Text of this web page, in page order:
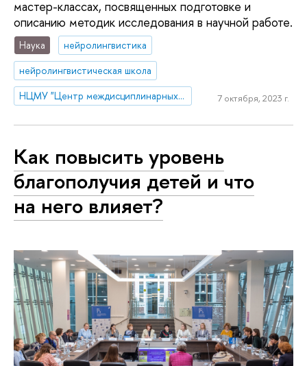
мастер-классах, посвященных подготовке и
описанию методик исследования в научной работе.
Наука
нейролингвистика
нейролингвистическая школа
НЦМУ "Центр междисциплинарных исследований человеческого потенциала"
7 октября, 2023 г.
Как повысить уровень
благополучия детей и что
на него влияет?